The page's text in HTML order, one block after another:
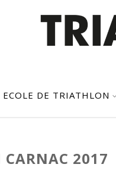
ECOLE DE TRIATHLON
2017